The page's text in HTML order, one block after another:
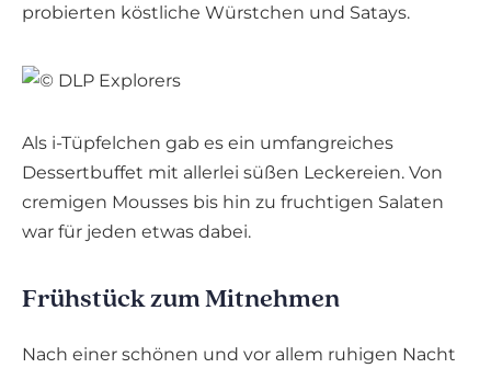
probierten köstliche Würstchen und Satays.
Als i-Tüpfelchen gab es ein umfangreiches
Dessertbuffet mit allerlei süßen Leckereien. Von
cremigen Mousses bis hin zu fruchtigen Salaten
war für jeden etwas dabei.
Frühstück zum Mitnehmen
Nach einer schönen und vor allem ruhigen Nacht